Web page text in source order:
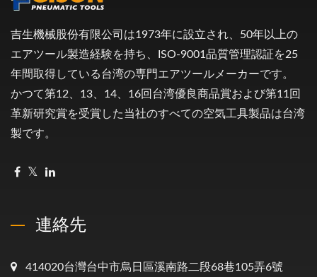
吉生機械股份有限公司は1973年に設立され、50年以上の
エアツール製造経験を持ち、ISO-9001品質管理認証を25
年間取得している台湾の専門エアツールメーカーです。
かつて第12、13、14、16回台湾優良商品賞および第11回
革新研究賞を受賞した当社のすべての空気工具製品は台湾
製です。
連絡先
414020台灣台中市烏日區溪南路二段68巷105弄6號